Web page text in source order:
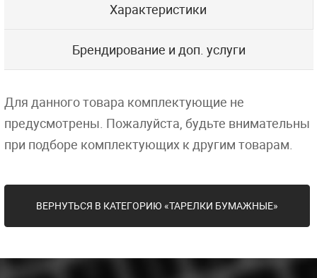
Характеристики
Брендирование и доп. услуги
Для данного товара комплектующие не
предусмотрены. Пожалуйста, будьте внимательны
при подборе комплектующих к другим товарам.
ВЕРНУТЬСЯ В КАТЕГОРИЮ «ТАРЕЛКИ БУМАЖНЫЕ»